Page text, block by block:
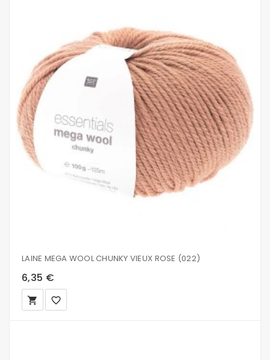
LAINE MEGA WOOL CHUNKY VIEUX ROSE (022)
6,35 €
local_grocery_store favorite_border